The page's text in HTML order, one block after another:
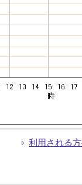
利用される